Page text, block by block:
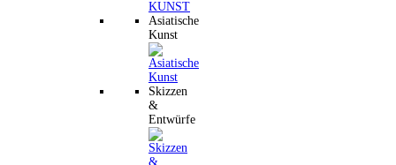
Asiatische
Kunst
Skizzen
&
Entwürfe